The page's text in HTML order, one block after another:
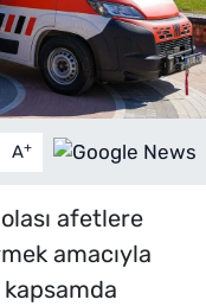
A+
afetlere
amacıyla
kapsamda